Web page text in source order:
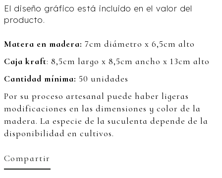
El diseño gráfico está incluido en el valor del
producto.
Matera en madera: 7cm diámetro x 6,5cm alto
Caja kraft: 8,5cm largo x 8,5cm ancho x 13cm alto
Cantidad mínima: 50 unidades
Por su proceso artesanal puede haber ligeras
modificaciones en las dimensiones y color de la
madera. La especie de la suculenta depende de la
disponibilidad en cultivos.
Compartir